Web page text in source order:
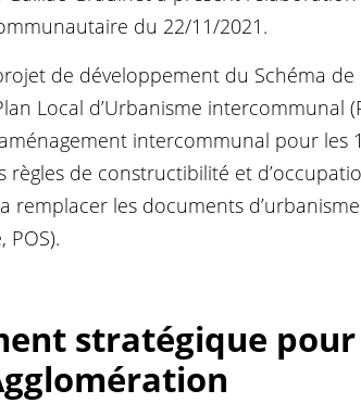
du 22/11/2021.
de développement du Schéma
Local d’Urbanisme intercommunal
intercommunal pour les
de constructibilité et
remplacer les documents
POS).
stratégique